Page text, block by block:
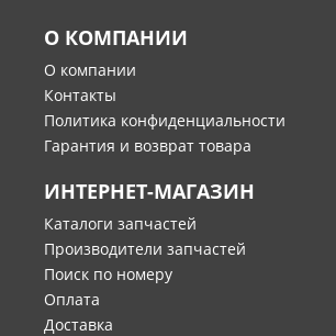
О КОМПАНИИ
О компании
Контакты
Политика конфиденциальности
Гарантия и возврат товара
ИНТЕРНЕТ-МАГАЗИН
Каталоги запчастей
Производители запчастей
Поиск по номеру
Оплата
Доставка